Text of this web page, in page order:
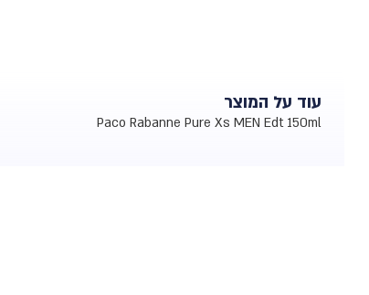
עוד על המוצר
Paco Rabanne Pure Xs MEN Edt 150ml